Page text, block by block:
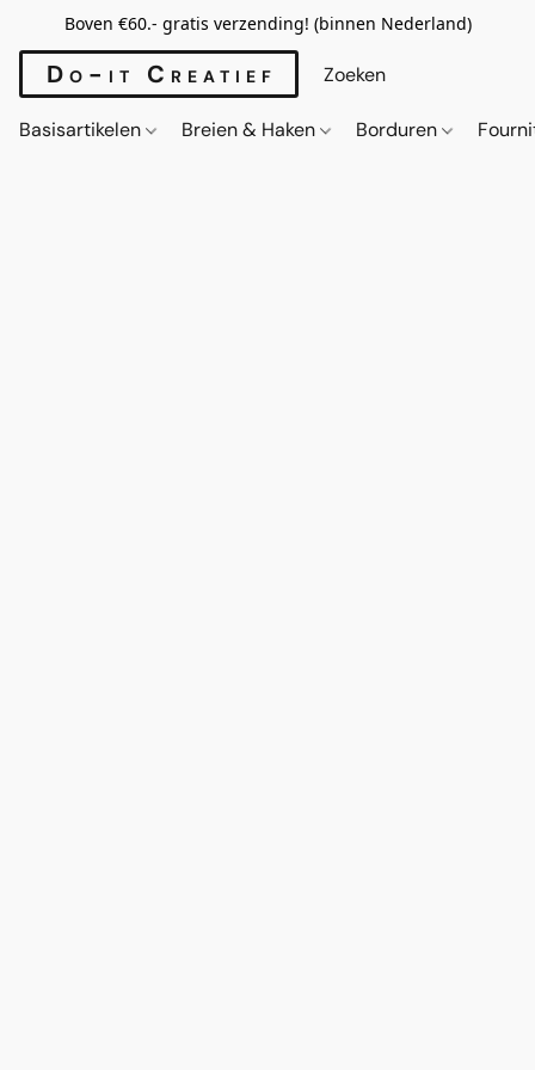
Boven €60.- gratis verzending! (binnen Nederland)
Do-it Creatief
Basisartikelen Breien & Haken Borduren